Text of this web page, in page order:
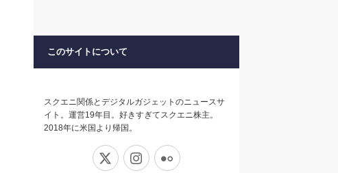
このサイトについて
スクエニ関係とデジタルガジェットのニュースサ
イト。運営19年目。好きすぎてスクエニ株主。
2018年に米国より帰国。
Instagram